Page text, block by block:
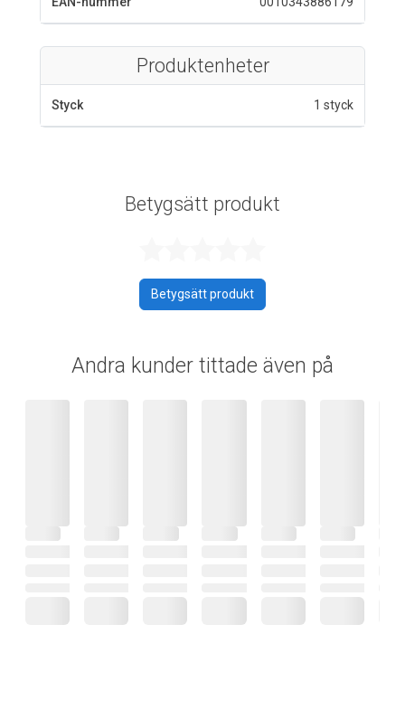
Produktenheter
Styck 1 styck
Betygsätt produkt
Betygsätt produkt
Andra kunder tittade även på